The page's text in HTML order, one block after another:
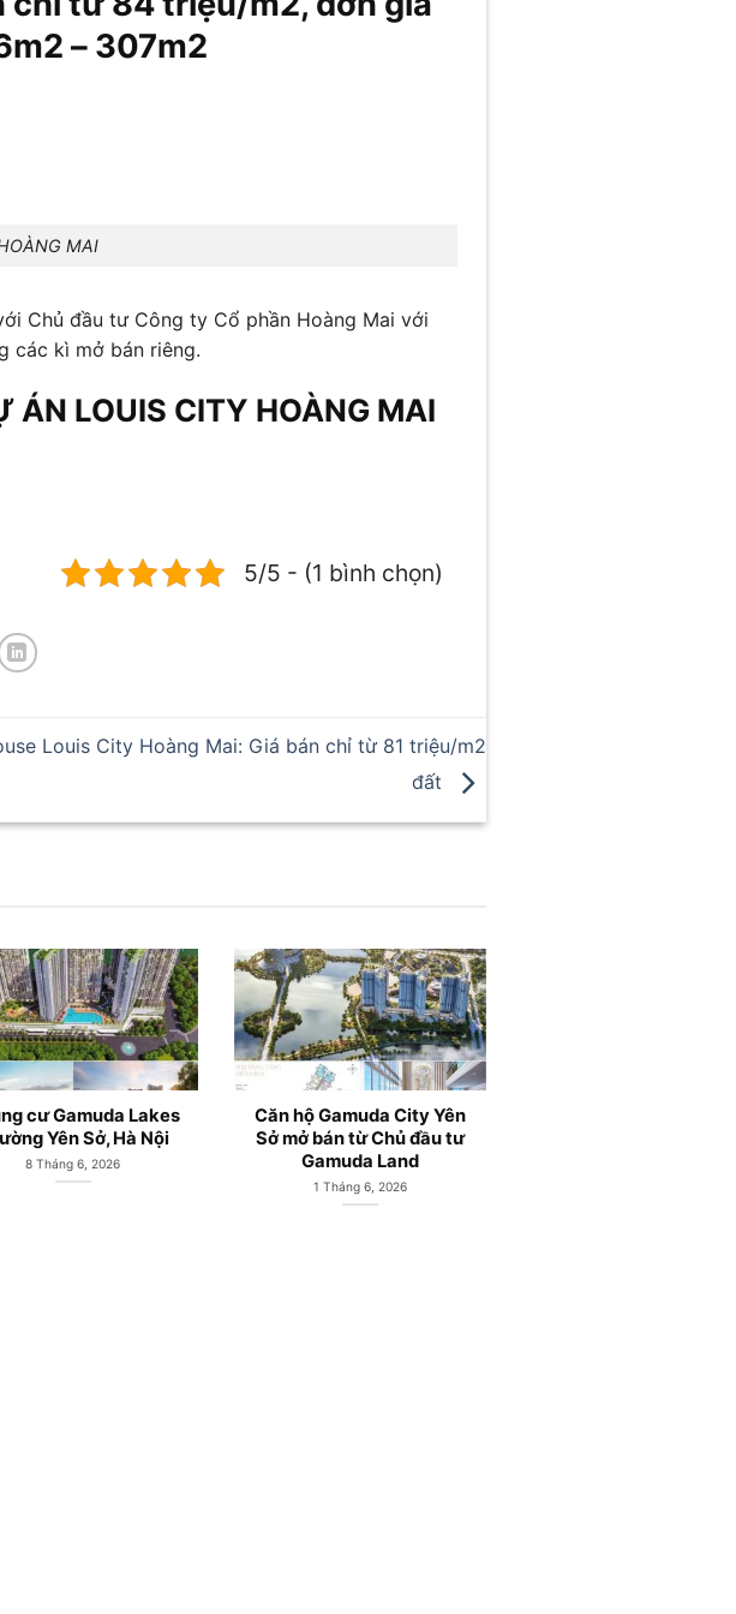
– 307m2
MAI
Chủ đầu tư Công ty Cổ phần Hoàng Mai với
các kì mở bán riêng.
ÁN LOUIS CITY HOÀNG MAI
5/5 - (1 bình chọn)
Louis City Hoàng Mai: Giá bán chỉ từ 81 triệu/m2
đất
cư Gamuda Lakes
Yên Sở, Hà Nội
8 Tháng 6, 2026
Căn hộ Gamuda City Yên
Sở mở bán từ Chủ đầu tư
Gamuda Land
1 Tháng 6, 2026